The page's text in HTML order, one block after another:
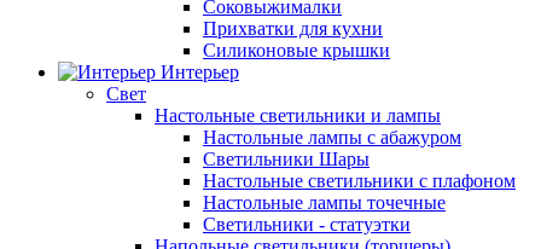
Соковыжималки
Прихватки для кухни
Силиконовые крышки
Интерьер
Свет
Настольные светильники и лампы
Настольные лампы с абажуром
Светильники Шары
Настольные светильники с плафоном
Настольные лампы точечные
Светильники - статуэтки